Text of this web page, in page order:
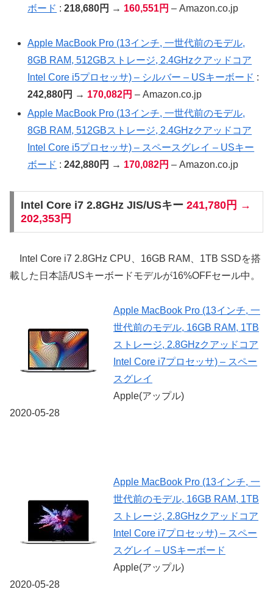
ボード :218,680円 → 160,551円 – Amazon.co.jp
Apple MacBook Pro (13インチ, 一世代前のモデル,
8GB RAM, 512GBストレージ, 2.4GHzクアッドコア
Intel Core i5プロセッサ) – シルバー – USキーボード :
242,880円 → 170,082円 – Amazon.co.jp
Apple MacBook Pro (13インチ, 一世代前のモデル,
8GB RAM, 512GBストレージ, 2.4GHzクアッドコア
Intel Core i5プロセッサ) – スペースグレイ – USキー
ボード :242,880円 → 170,082円 – Amazon.co.jp
Intel Core i7 2.8GHz JIS/USキー 241,780円 →
202,353円
Intel Core i7 2.8GHz CPU、16GB RAM、1TB SSDを搭
載した日本語/USキーボードモデルが16%OFFセール中。
Apple MacBook Pro (13インチ, 一
世代前のモデル, 16GB RAM, 1TB
ストレージ, 2.8GHzクアッドコア
Intel Core i7プロセッサ) – スペー
スグレイ
Apple(アップル)
2020-05-28
Apple MacBook Pro (13インチ, 一
世代前のモデル, 16GB RAM, 1TB
ストレージ, 2.8GHzクアッドコア
Intel Core i7プロセッサ) – スペー
スグレイ – USキーボード
Apple(アップル)
2020-05-28